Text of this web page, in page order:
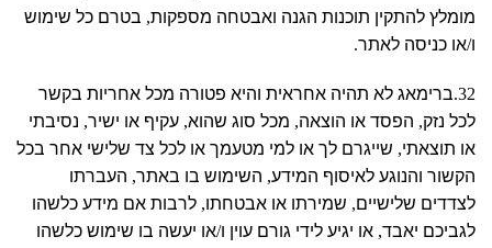
מומלץ להתקין תוכנות הגנה ואבטחה מספקות, בטרם כל שימוש
ו/או כניסה לאתר.
32. ברימאג לא תהיה אחראית והיא פטורה מכל אחריות בקשר
לכל נזק, הפסד או הוצאה, מכל סוג שהוא, עקיף או ישיר, נסיבתי
או תוצאתי, שייגרם לך או למי מטעמך או לכל צד שלישי אחר בכל
הקשור והנוגע לאיסוף המידע, השימוש בו באתר, העברתו
לצדדים שלישיים, שמירתו או אבטחתו, לרבות אם מידע כלשהו
לגביכם יאבד, או יגיע לידי גורם עוין ו/או יעשה בו שימוש כלשהו